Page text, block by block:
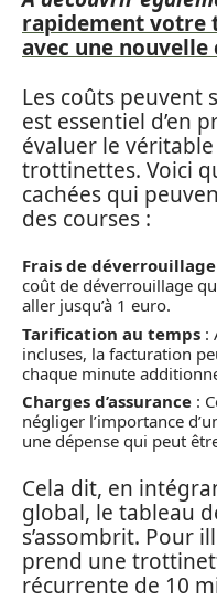
rapidement
avec une
Les coûts peuvent
est essentiel d’en
évaluer le
trottinettes. Voici
cachées qui
des courses :
Frais de déverrouillage
coût de déverrouillage
aller jusqu’à 1 euro.
Tarification au temps :
incluses, la facturation
chaque minute
Charges d’assurance :
négliger l’importance
une dépense qui peut
Cela dit, en
global, le tableau
s’assombrit. Pour
prend une
récurrente de 10